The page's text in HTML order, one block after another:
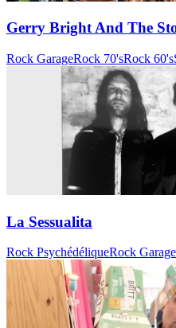
Gerry Bright And The
Rock GarageRock 70'sRock 60's
La Sessualita
Rock PsychédéliqueRock Garage